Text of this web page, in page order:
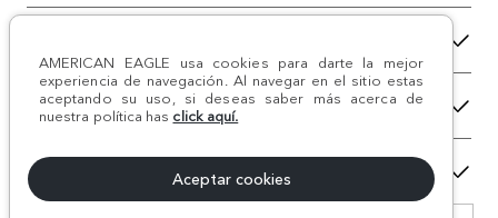
AMERICAN EAGLE usa cookies para darte la mejor
experiencia de navegación. Al navegar en el sitio estas
aceptando su uso, si deseas saber más acerca de
nuestra política has click aquí.
Aceptar cookies
TÉRMINOS LEGALES
METODOS DE PAGO